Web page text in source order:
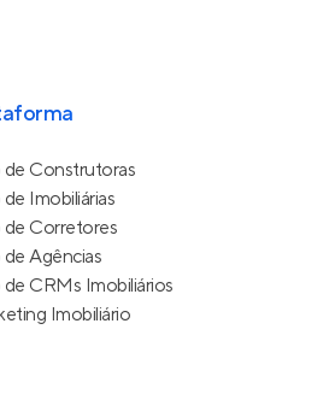
de Construtoras
Imobiliárias
de Corretores
Agências
CRMs Imobiliários
Imobiliário